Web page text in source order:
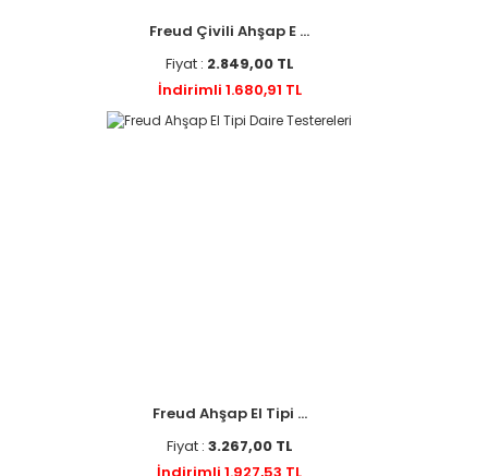
Freud Çivili Ahşap E ...
Fiyat : 2.849,00 TL
İndirimli 1.680,91 TL
Freud Ahşap El Tipi ...
Fiyat : 3.267,00 TL
İndirimli 1.927,53 TL